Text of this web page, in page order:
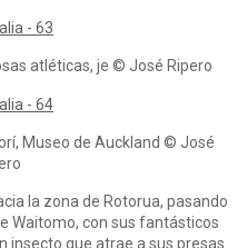
atléticas, je © José Ripero
Museo de Auckland © José
la zona de Rotorua, pasando
Waitomo, con sus fantásticos
insecto que atrae a sus presas